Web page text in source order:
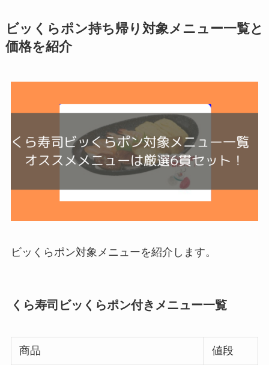
ビッくらポン持ち帰り対象メニュー一覧と
価格を紹介
ビッくらポン対象メニューを紹介します。
くら寿司ビッくらポン付きメニュー一覧
商品 値段